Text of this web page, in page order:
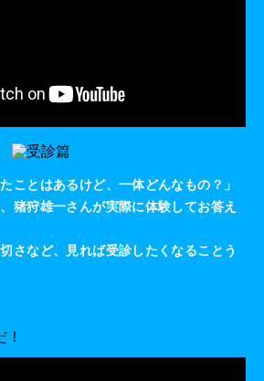
ことはあるけど、一体どんなもの？」
猪狩雄一さんが実際に体験してお答え
さなど、見れば受診したくなることう